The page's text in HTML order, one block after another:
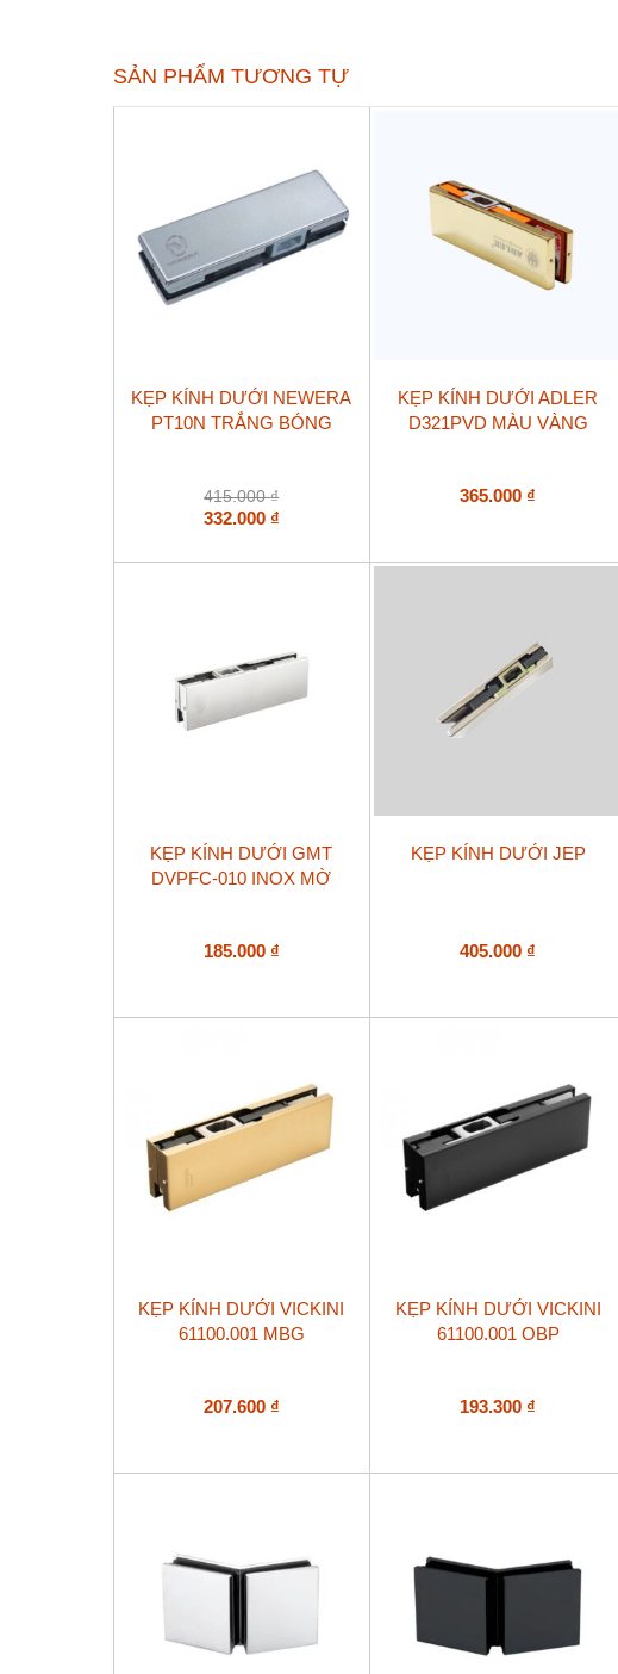
SẢN PHẨM TƯƠNG TỰ
KẸP KÍNH DƯỚI NEWERA
PT10N TRẮNG BÓNG
415.000₫
332.000 ₫
KẸP KÍNH DƯỚI ADLER
D321PVD MÀU VÀNG
365.000 ₫
KẸP KÍNH DƯỚI GMT
DVPFC-010 INOX MỜ
185.000 ₫
KẸP KÍNH DƯỚI JEP
405.000 ₫
KẸP KÍNH DƯỚI VICKINI
61100.001 MBG
207.600 ₫
KẸP KÍNH DƯỚI VICKINI
61100.001 OBP
193.300 ₫